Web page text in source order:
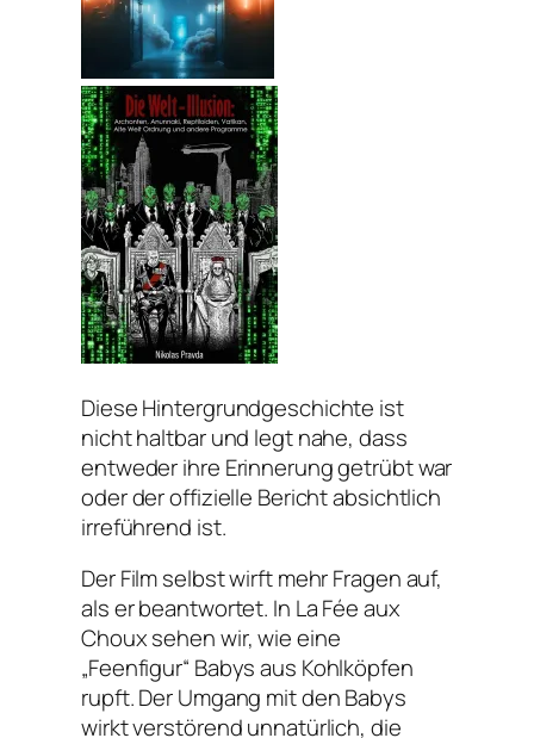
Diese Hintergrundgeschichte ist
nicht haltbar und legt nahe, dass
entweder ihre Erinnerung getrübt war
oder der offizielle Bericht absichtlich
irreführend ist.
Der Film selbst wirft mehr Fragen auf,
als er beantwortet. In La Fée aux
Choux sehen wir, wie eine
„Feenfigur“ Babys aus Kohlköpfen
rupft. Der Umgang mit den Babys
wirkt verstörend unnatürlich, die